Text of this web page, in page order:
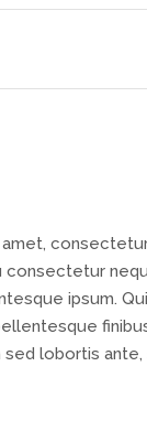
ipsum.
sed lobortis